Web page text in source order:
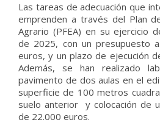
Las tareas de adecuación que
emprenden a través del Plan
Agrario (PFEA) en su ejercicio
de 2025, con un presupuesto
euros, y un plazo de ejecución
Además, se han realizado
pavimento de dos aulas en el
superficie de 100 metros
suelo anterior y colocación de
de 22.000 euros.